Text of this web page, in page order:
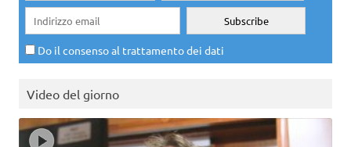
Do il consenso al trattamento dei dati
Video del giorno